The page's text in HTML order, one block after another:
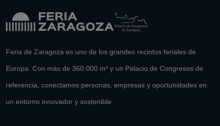
Feria de Zaragoza es uno de los grandes recintos feriales de
Europa. Con más de 360.000 m² y un Palacio de Congresos de
referencia, conectamos personas, empresas y oportunidades en
un entorno innovador y sostenible.